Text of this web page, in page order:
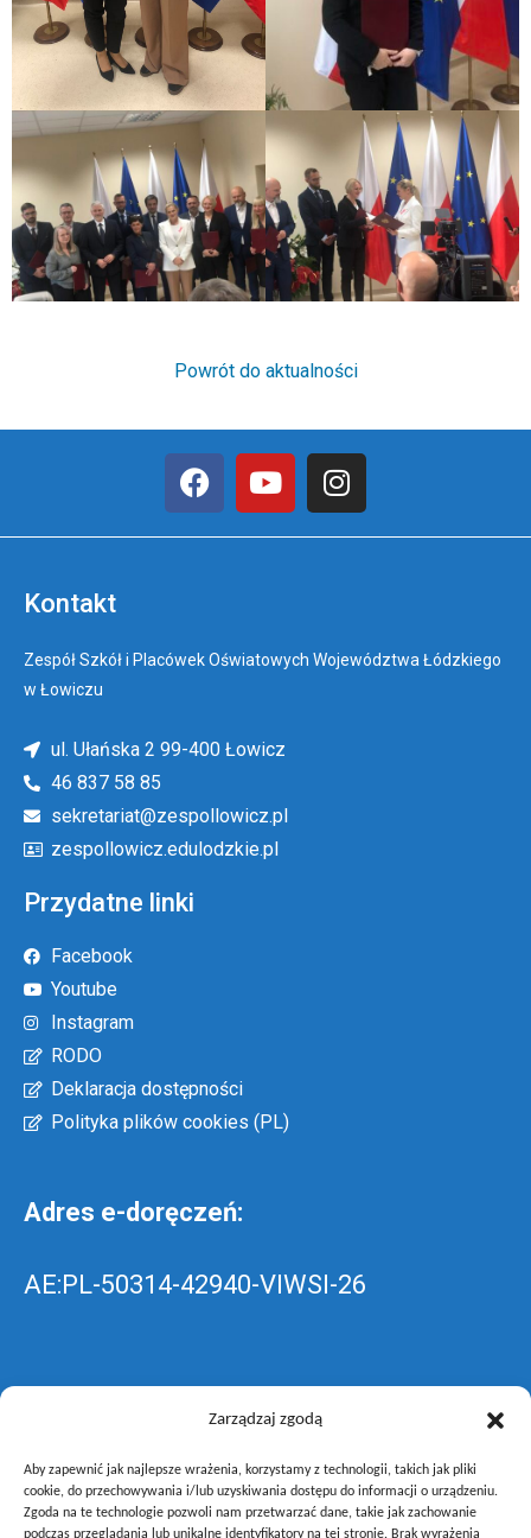
Zarządzaj zgodą
Aby zapewnić jak najlepsze wrażenia, korzystamy z technologii, takich jak pliki
cookie, do przechowywania i/lub uzyskiwania dostępu do informacji o urządzeniu.
Zgoda na te technologie pozwoli nam przetwarzać dane, takie jak zachowanie
podczas przeglądania lub unikalne identyfikatory na tej stronie. Brak wyrażenia
Powrót do aktualności
Kontakt
Zespół Szkół i Placówek Oświatowych Województwa Łódzkiego
w Łowiczu
ul. Ułańska 2 99-400 Łowicz
46 837 58 85
sekretariat@zespollowicz.pl
zespollowicz.edulodzkie.pl
Przydatne linki
Facebook
Youtube
Instagram
RODO
Deklaracja dostępności
Polityka plików cookies (PL)
Adres e-doręczeń:
AE:PL-50314-42940-VIWSI-26
Skrzynka EPUAP: ZespolLowicz
wyślij pismo ogólne do szkoły –poprzez
gov.pl